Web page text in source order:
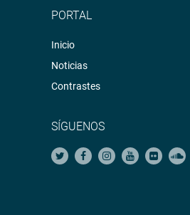
PORTAL
Inicio
Noticias
Contrastes
SÍGUENOS